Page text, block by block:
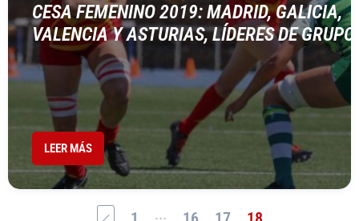
CESA FEMENINO 2019: MADRID, GALICIA,
VALENCIA Y ASTURIAS, LÍ­DERES DE GRUPO
LEER MÁS
...